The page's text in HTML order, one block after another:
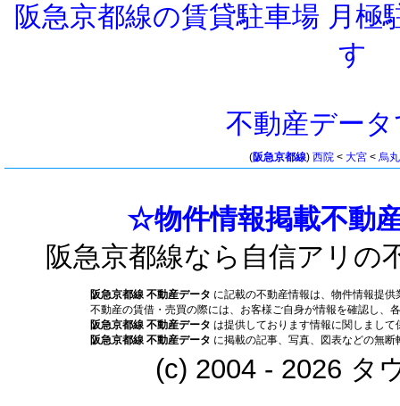
阪急京都線の賃貸駐車場 月極
す
不動産デー
(阪急京都線)西院 <大宮 <烏丸
☆物件情報掲載不動
阪急京都線なら自信アリの
阪急京都線 不動産データ に記載の不動産情報は、物件情報提
不動産の賃借・売買の際には、お客様ご自身が情報を確認し、
阪急京都線 不動産データ は提供しております情報に関しまして
阪急京都線 不動産データ に掲載の記事、写真、図表などの無断
(c) 2004 - 2026 タ